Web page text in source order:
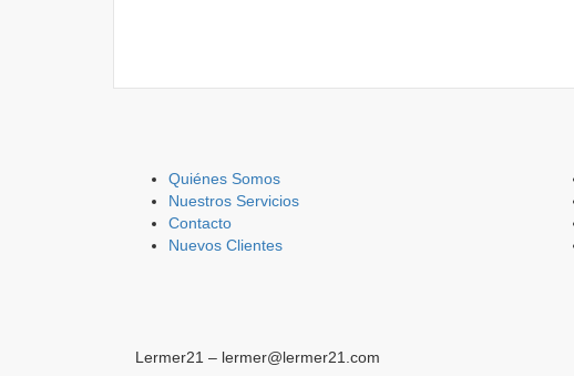
Quiénes Somos
Nuestros Servicios
Contacto
Nuevos Clientes
Lermer21 – lermer@lermer21.com